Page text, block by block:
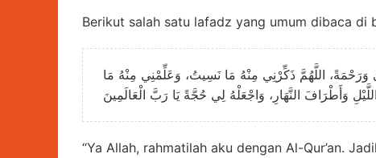
Berikut salah satu lafadz yang umum dibaca di
وَرَحْمَةً، اللَّهُمَّ ذَكِّرْنِي مِنْهُ مَا نَسِيتُ، وَعَلِّمْنِي مِنْهُ مَا
وَأَطْرَافَ النَّهَارِ، وَاجْعَلْهُ لِي حُجَّةً يَا رَبَّ الْعَالَمِينَ
“Ya Allah, rahmatilah aku dengan Al-Qur’an.